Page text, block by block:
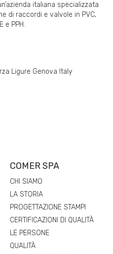
italiana specializzata
di raccordi e valvole in PVC,
e PPH.
Ligure Genova Italy
COMER SPA
CHI SIAMO
LA STORIA
PROGETTAZIONE STAMPI
CERTIFICAZIONI DI QUALITÀ
LE PERSONE
QUALITÀ